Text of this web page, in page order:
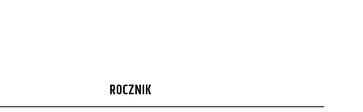
ROCZNIK